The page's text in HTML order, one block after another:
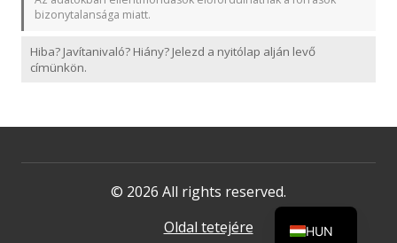
bizonytalansága miatt.
Hiba? Javítanivaló? Hiány? Jelezd a nyitólap alján levő
címünkön.
© 2026 All rights reserved.
Oldal tetejére
HUN